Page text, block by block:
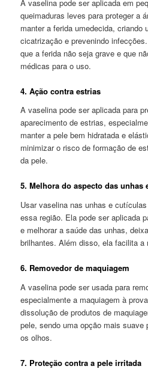
A vaselina pode ser aplicada em
queimaduras leves para proteger a
manter a ferida umedecida, criando
cicatrização e prevenindo
que a ferida não seja grave e que
médicas para o uso.
4. Ação contra estrias
A vaselina pode ser aplicada para
aparecimento de estrias,
manter a pele bem hidratada e
minimizar o risco de formação de
da pele.
5. Melhora do aspecto das unhas
Usar vaselina nas unhas e
essa região. Ela pode ser aplicada
e melhorar a saúde das unhas,
brilhantes. Além disso, ela facilita
6. Removedor de maquiagem
A vaselina pode ser usada para
especialmente a maquiagem à
dissolução de produtos de
pele, sendo uma opção mais suave
os olhos.
7. Proteção contra a pele irritada